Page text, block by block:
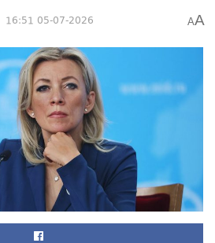
16:51 05-07-2026 AA